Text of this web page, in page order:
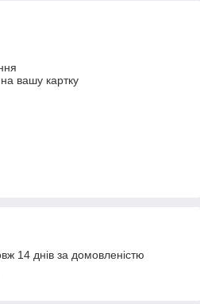
вашу картку
14 днів за домовленістю